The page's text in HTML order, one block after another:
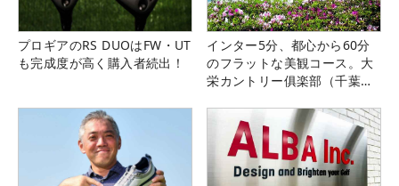
プロギアのRS DUOはFW・UT
も完成度が高く購入者続出！
インター5分、都心から60分
のフラットな美観コース。大
栄カントリー俱楽部（千葉